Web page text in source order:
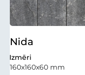
Nida
Izmēri
160x160x60 mm